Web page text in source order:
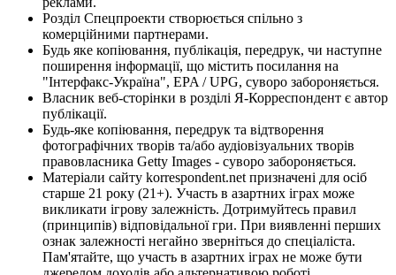
Розділ Спецпроекти створюється спільно з
комерційними партнерами.
Будь яке копіювання, публікація, передрук, чи наступне
поширення інформації, що містить посилання на
"Інтерфакс-Україна", EPA / UPG, суворо забороняється.
Власник веб-сторінки в розділі Я-Корреспондент є автор
публікації.
Будь-яке копіювання, передрук та відтворення
фотографічних творів та/або аудіовізуальних творів
правовласника Getty Images - суворо забороняється.
Матеріали сайту korrespondent.net призначені для осіб
старше 21 року (21+). Участь в азартних іграх може
викликати ігрову залежність. Дотримуйтесь правил
(принципів) відповідальної гри. При виявленні перших
ознак залежності негайно зверніться до спеціаліста.
Пам'ятайте, що участь в азартних іграх не може бути